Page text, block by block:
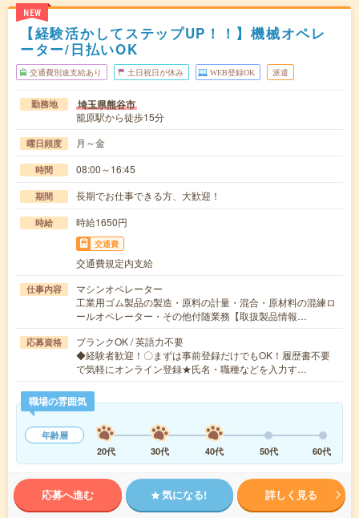
NEW
【経験活かしてステップUP！！】機械オペレ
ーター/日払いOK
交通費別途支給あり 土日祝日が休み WEB登録OK 派遣
勤務地 埼玉県熊谷市
籠原駅から徒歩15分
曜日頻度 月～金
時間 08:00～16:45
期間 長期でお仕事できる方、大歓迎！
時給 時給1650円
交通費
交通費規定内支給
仕事内容
マシンオペレーター
工業用ゴム製品の製造・原料の計量・混合・原材料の混練ロ
ールオペレーター・その他付随業務【取扱製品情報…
応募資格
ブランクOK / 英語力不要
◆経験者歓迎！〇まずは事前登録だけでもOK！履歴書不要
で気軽にオンライン登録★氏名・職種などを入力す…
職場の雰囲気
年齢層
20代
30代 40代 50代 60代
応募へ進む 気になる! 詳しく見る